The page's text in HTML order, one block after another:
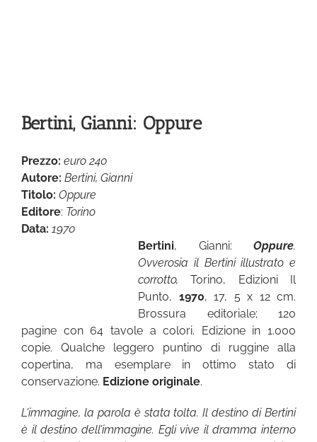
Bertini, Gianni: Oppure
Prezzo: euro 240
Autore: Bertini, Gianni
Titolo: Oppure
Editore: Torino
Data: 1970
Bertini, Gianni: Oppure.
Ovverosia il Bertini illustrato e
corrotto, Torino, Edizioni Il
Punto, 1970, 17, 5 x 12 cm.
Brossura editoriale; 120
pagine con 64 tavole a colori. Edizione in 1.000
copie. Qualche leggero puntino di ruggine alla
copertina, ma esemplare in ottimo stato di
conservazione. Edizione originale.
L’immagine, la parola è stata tolta. Il destino di Bertini
è il destino dell’immagine. Egli vive il dramma interno